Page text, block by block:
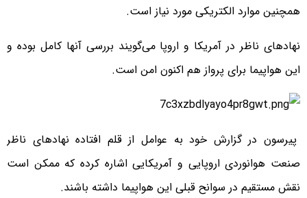
همچنین موارد الکتریکی مورد نیاز است.
نهادهای ناظر در آمریکا و اروپا می‌گویند بررسی آنها کامل بوده و
این هواپیما برای پرواز هم اکنون امن است.
پیرسون در گزارش خود به عوامل از قلم افتاده نهادهای ناظر
صنعت هوانوردی اروپایی و آمریکایی اشاره کرده که ممکن است
نقش مستقیم در سوانح قبلی این هواپیما داشته باشند.